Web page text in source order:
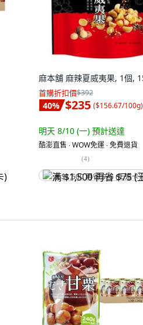
麻本舖 麻辣夏威夷果, 1個,
首購折扣價$392
40% $235 ($156.67/100g)
明天 8/10 (一) 預計送達
酷澎直售 ∙ WOW免運 ∙ 免費退貨
(4)
满 $1,500 再省 $75 (王道卡)